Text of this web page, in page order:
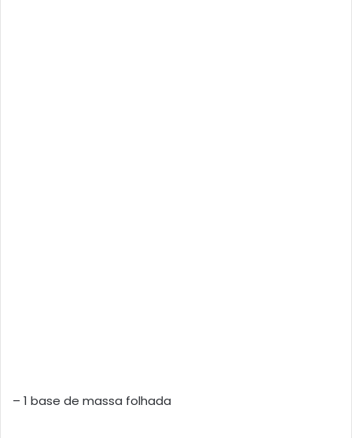
– 1 base de massa folhada